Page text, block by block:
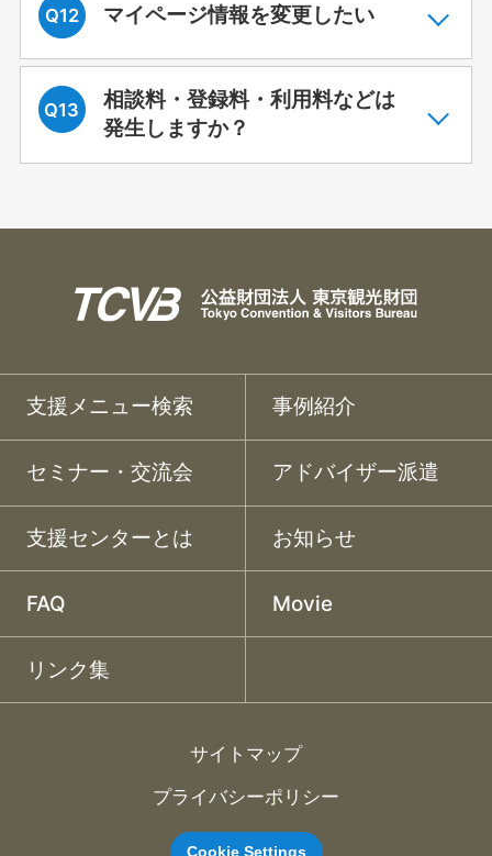
マイページ情報を変更したい
相談料・登録料・利用料などは
発生しますか？
支援メニュー検索 事例紹介
セミナー・交流会 アドバイザー派遣
支援センターとは お知らせ
FAQ Movie
リンク集
サイトマップ
プライバシーポリシー
Cookie Settings